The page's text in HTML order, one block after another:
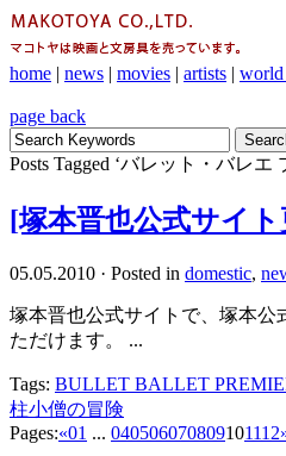
home | news | movies | artists | world
page back
Posts Tagged ‘バレット・バレエ
[塚本晋也公式サイ
05.05.2010 · Posted in domestic,
塚本晋也公式サイトで、塚本公
ただけます。 ...
Tags: BULLET BALLET
柱小僧の冒険
Pages:«01 ... 040506070809101112